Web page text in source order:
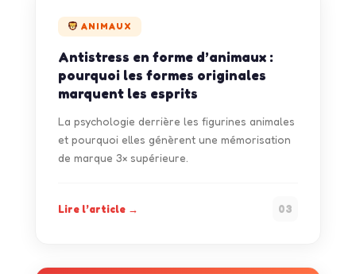
ANIMAUX
Antistress en forme d’animaux :
pourquoi les formes originales
marquent les esprits
La psychologie derrière les figurines animales
et pourquoi elles génèrent une mémorisation
de marque 3× supérieure.
Lire l’article → 03